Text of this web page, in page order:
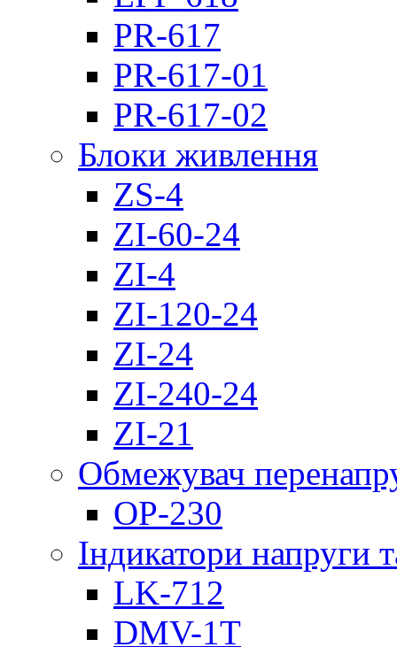
PR-617
PR-617-01
PR-617-02
Блоки живлення
ZS-4
ZI-60-24
ZI-4
ZI-120-24
ZI-24
ZI-240-24
ZI-21
Обмежувач
OP-230
Індикатори напруги
LK-712
DMV-1T